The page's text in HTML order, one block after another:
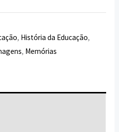
, História da Educação,
, Memórias